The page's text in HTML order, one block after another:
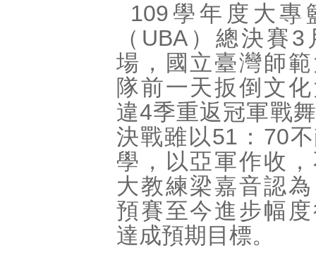
109學年度大專
（UBA）總決賽
場，國立臺灣師
隊前一天扳倒文
違4季重返冠軍戰
決戰雖以51：70
學，以亞軍作收
大教練梁嘉音認
預賽至今進步幅
達成預期目標。